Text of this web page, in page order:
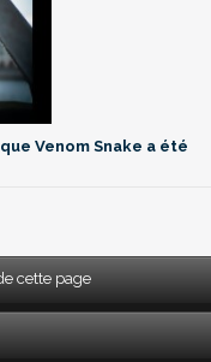
Venom Snake a été
cette page